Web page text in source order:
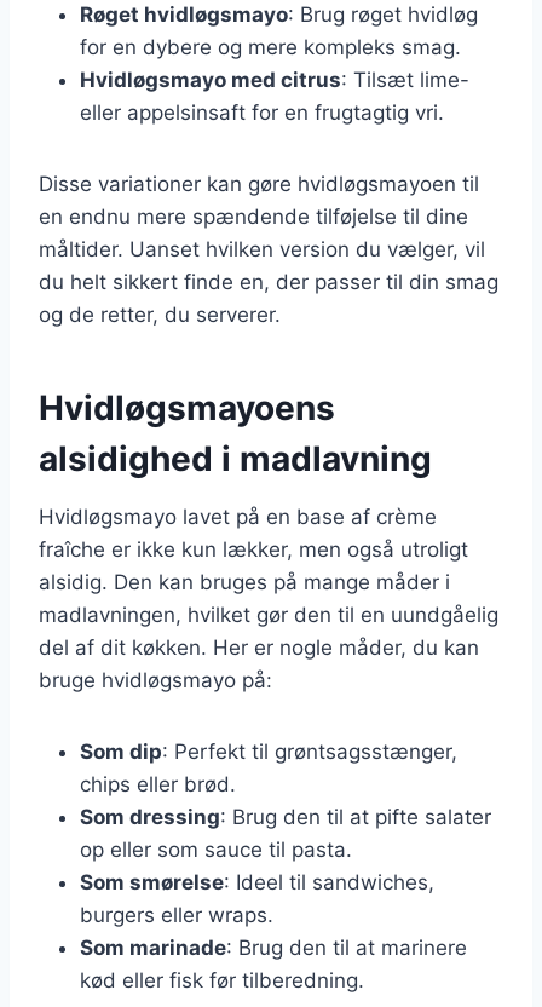
Røget hvidløgsmayo: Brug røget hvidløg
for en dybere og mere kompleks smag.
Hvidløgsmayo med citrus: Tilsæt lime-
eller appelsinsaft for en frugtagtig vri.
Disse variationer kan gøre hvidløgsmayoen til
en endnu mere spændende tilføjelse til dine
måltider. Uanset hvilken version du vælger, vil
du helt sikkert finde en, der passer til din smag
og de retter, du serverer.
Hvidløgsmayoens
alsidighed i madlavning
Hvidløgsmayo lavet på en base af crème
fraîche er ikke kun lækker, men også utroligt
alsidig. Den kan bruges på mange måder i
madlavningen, hvilket gør den til en uundgåelig
del af dit køkken. Her er nogle måder, du kan
bruge hvidløgsmayo på:
Som dip: Perfekt til grøntsagsstænger,
chips eller brød.
Som dressing: Brug den til at pifte salater
op eller som sauce til pasta.
Som smørelse: Ideel til sandwiches,
burgers eller wraps.
Som marinade: Brug den til at marinere
kød eller fisk før tilberedning.